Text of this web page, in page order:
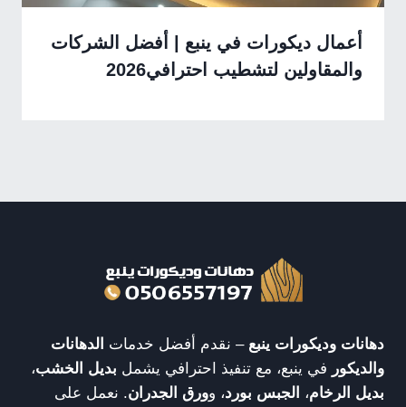
أعمال ديكورات في ينبع | أفضل الشركات
والمقاولين لتشطيب احترافي2026
دهانات وديكورات ينبع – نقدم أفضل خدمات الدهانات
والديكور في ينبع، مع تنفيذ احترافي يشمل بديل الخشب،
بديل الرخام، الجبس بورد، وورق الجدران. نعمل على